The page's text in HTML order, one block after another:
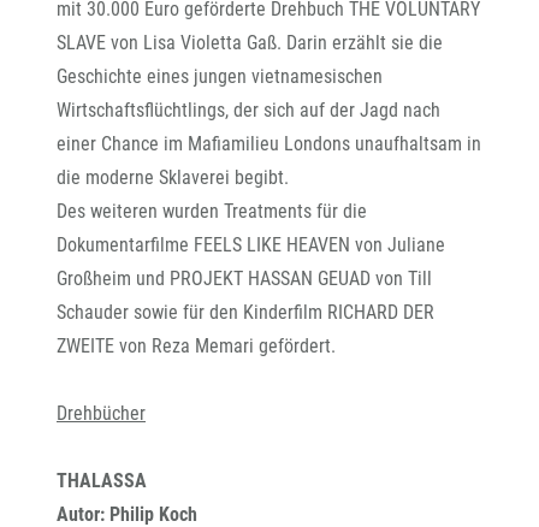
mit 30.000 Euro geförderte Drehbuch THE VOLUNTARY
SLAVE von Lisa Violetta Gaß. Darin erzählt sie die
Geschichte eines jungen vietnamesischen
Wirtschaftsflüchtlings, der sich auf der Jagd nach
einer Chance im Mafiamilieu Londons unaufhaltsam in
die moderne Sklaverei begibt.
Des weiteren wurden Treatments für die
Dokumentarfilme FEELS LIKE HEAVEN von Juliane
Großheim und PROJEKT HASSAN GEUAD von Till
Schauder sowie für den Kinderfilm RICHARD DER
ZWEITE von Reza Memari gefördert.
Drehbücher
THALASSA
Autor: Philip Koch